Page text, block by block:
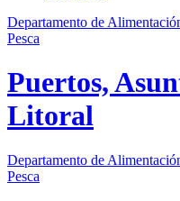
Departamento de
Pesca
Puertos,
Litoral
Departamento de
Pesca